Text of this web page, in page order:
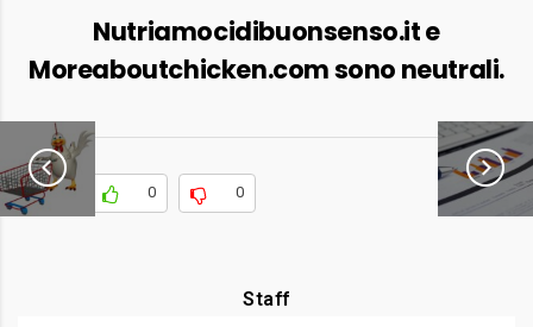
Nutriamocidibuonsenso.it e
Moreaboutchicken.com sono neutrali.
REAGISCI 0 0
Staff